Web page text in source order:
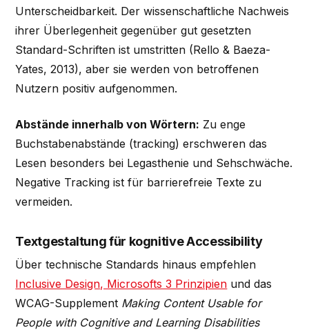
Unterscheidbarkeit. Der wissenschaftliche Nachweis
ihrer Überlegenheit gegenüber gut gesetzten
Standard-Schriften ist umstritten (Rello & Baeza-
Yates, 2013), aber sie werden von betroffenen
Nutzern positiv aufgenommen.
Abstände innerhalb von Wörtern: Zu enge
Buchstabenabstände (tracking) erschweren das
Lesen besonders bei Legasthenie und Sehschwäche.
Negative Tracking ist für barrierefreie Texte zu
vermeiden.
Textgestaltung für kognitive Accessibility
Über technische Standards hinaus empfehlen
Inclusive Design, Microsofts 3 Prinzipien und das
WCAG-Supplement Making Content Usable for
People with Cognitive and Learning Disabilities